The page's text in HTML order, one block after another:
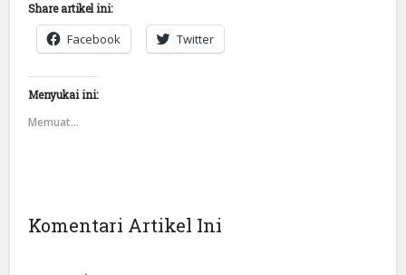
Share artikel ini:
Facebook Twitter
Menyukai ini:
Memuat...
Komentari Artikel Ini